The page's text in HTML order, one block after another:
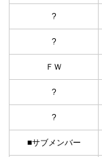
?
?
ＦＷ
?
?
■サブメンバー